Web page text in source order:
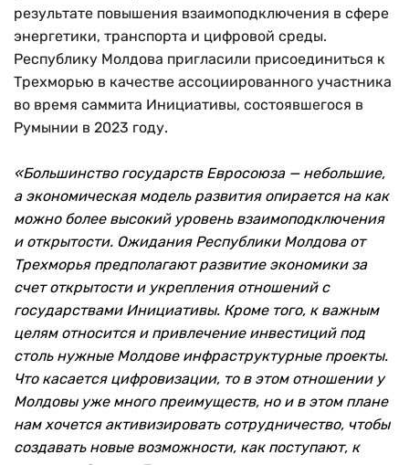
результате повышения взаимоподключения в сфере
энергетики, транспорта и цифровой среды.
Республику Молдова пригласили присоединиться к
Трехморью в качестве ассоциированного участника
во время саммита Инициативы, состоявшегося в
Румынии в 2023 году.
«Большинство государств Евросоюза — небольшие,
а экономическая модель развития опирается на как
можно более высокий уровень взаимоподключения
и открытости. Ожидания Республики Молдова от
Трехморья предполагают развитие экономики за
счет открытости и укрепления отношений с
государствами Инициативы. Кроме того, к важным
целям относится и привлечение инвестиций под
столь нужные Молдове инфраструктурные проекты.
Что касается цифровизации, то в этом отношении у
Молдовы уже много преимуществ, но и в этом плане
нам хочется активизировать сотрудничество, чтобы
создавать новые возможности, как поступают, к